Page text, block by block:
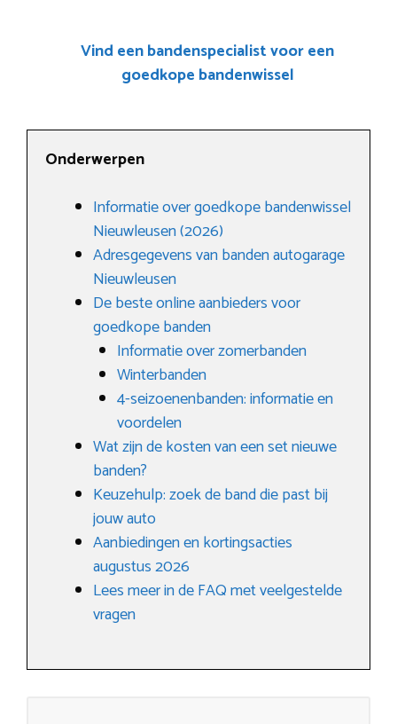
Vind een bandenspecialist voor een
goedkope bandenwissel
Onderwerpen
Informatie over goedkope bandenwissel
Nieuwleusen (2026)
Adresgegevens van banden autogarage
Nieuwleusen
De beste online aanbieders voor
goedkope banden
Informatie over zomerbanden
Winterbanden
4-seizoenenbanden: informatie en
voordelen
Wat zijn de kosten van een set nieuwe
banden?
Keuzehulp: zoek de band die past bij
jouw auto
Aanbiedingen en kortingsacties
augustus 2026
Lees meer in de FAQ met veelgestelde
vragen